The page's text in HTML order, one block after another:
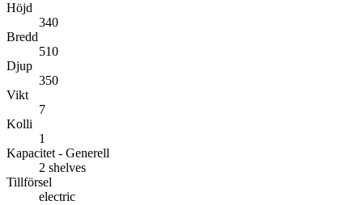
Höjd
340
Bredd
510
Djup
350
Vikt
7
Kolli
1
Kapacitet - Generell
2 shelves
Tillförsel
electric